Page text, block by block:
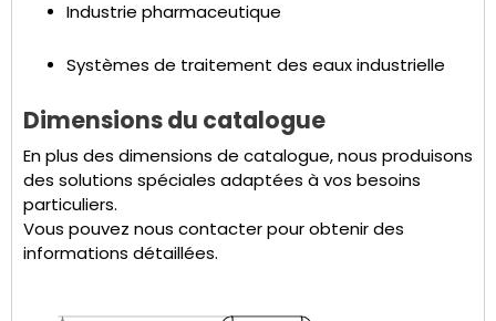
Industrie pharmaceutique
Systèmes de traitement des eaux industrielle
Dimensions du catalogue
En plus des dimensions de catalogue, nous produisons
des solutions spéciales adaptées à vos besoins
particuliers.
Vous pouvez nous contacter pour obtenir des
informations détaillées.